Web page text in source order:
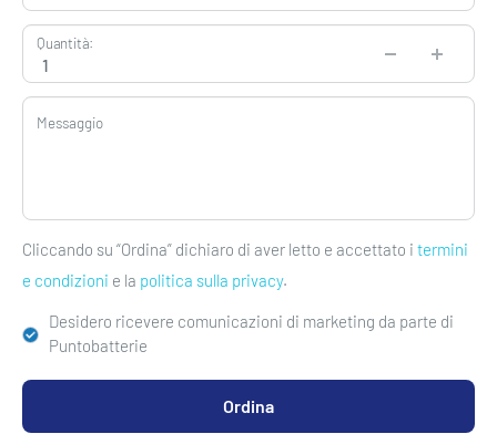
Quantità:
Messaggio
Cliccando su “Ordina” dichiaro di aver letto e accettato i termini
e condizioni e la politica sulla privacy.
Desidero ricevere comunicazioni di marketing da parte di
Puntobatterie
Ordina